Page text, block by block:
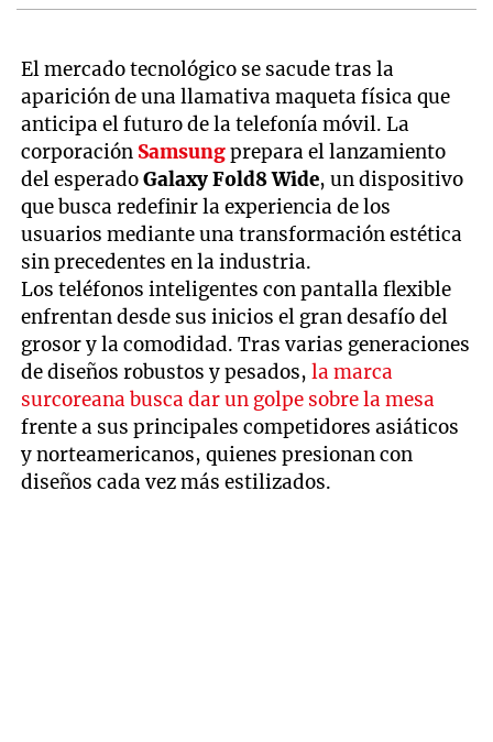
El mercado tecnológico se sacude tras la
aparición de una llamativa maqueta física que
anticipa el futuro de la telefonía móvil. La
corporación Samsungprepara el lanzamiento
del esperadoGalaxy Fold8 Wide, un dispositivo
que busca redefinir la experiencia de los
usuarios mediante una transformación estética
sin precedentes en la industria.
Los teléfonos inteligentes con pantalla flexible
enfrentan desde sus inicios el gran desafío del
grosor y la comodidad. Tras varias generaciones
de diseños robustos y pesados,la marca
surcoreana busca dar un golpe sobre la mesa
frente a sus principales competidores asiáticos
y norteamericanos, quienes presionan con
diseños cada vez más estilizados.